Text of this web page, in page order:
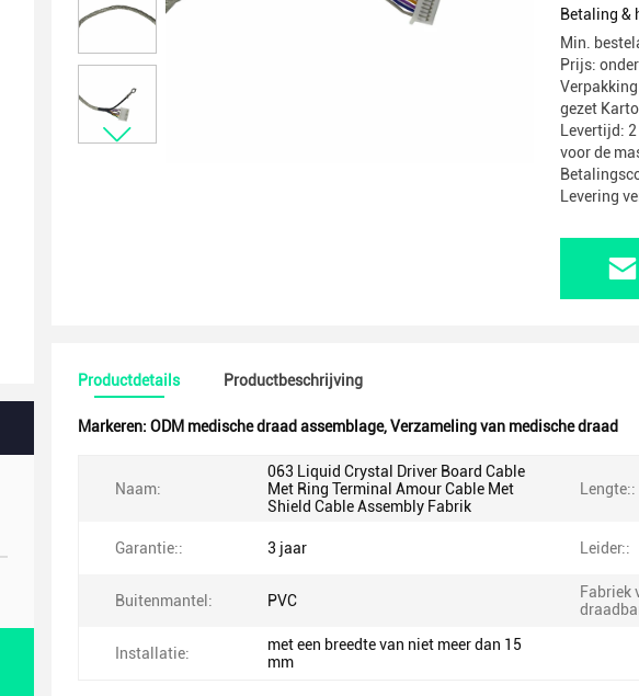
Betaling &
Min.
Prijs:
gezet
Levertijd:
voor de
Levering
Productdetails Productbeschrijving
Markeren: ODM medische draad assemblage,Verzameling van medische draad
Naam:
063 Liquid Crystal Driver Board Cable
Met Ring Terminal Amour Cable Met
Shield Cable Assembly Fabrik
Lengte::
Garantie:: 3 jaar Leider::
Buitenmantel: PVC
Fabriek
Installatie:
met een breedte van niet meer dan 15
mm